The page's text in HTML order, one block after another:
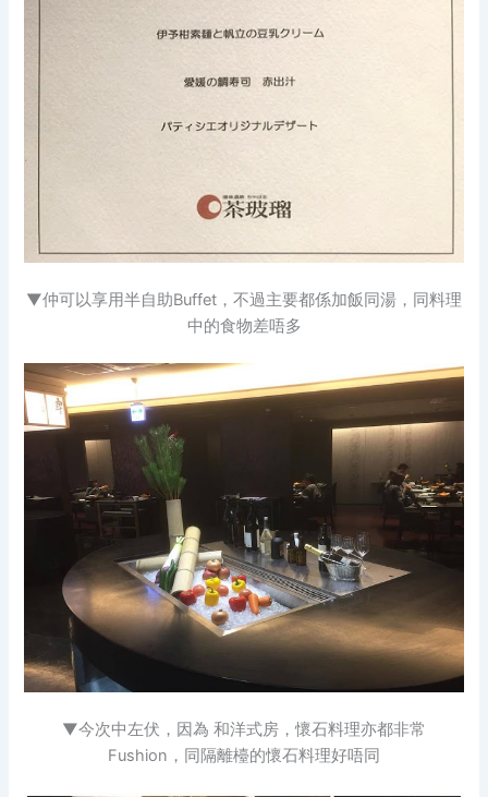
▼仲可以享用半自助Buffet，不過主要都係加飯同湯，同料理
中的食物差唔多
▼今次中左伏，因為 和洋式房，懷石料理亦都非常
Fushion，同隔離檯的懷石料理好唔同